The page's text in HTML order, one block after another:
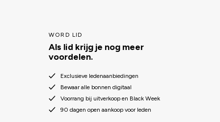
WORD LID
Als lid krijg je nog meer
voordelen.
Exclusieve ledenaanbiedingen
Bewaar alle bonnen digitaal
Voorrang bij uitverkoop en Black Week
90 dagen open aankoop voor leden